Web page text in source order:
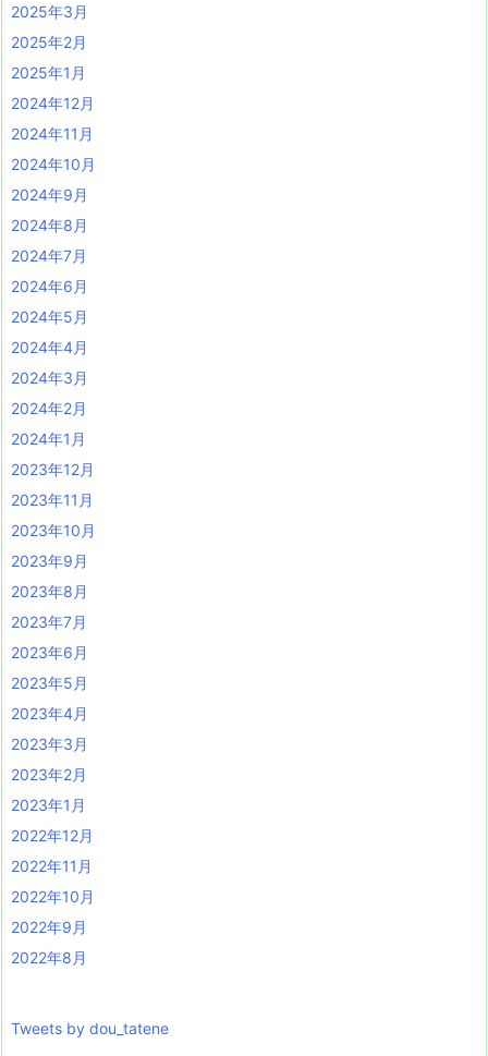
2025年3月
2025年2月
2025年1月
2024年12月
2024年11月
2024年10月
2024年9月
2024年8月
2024年7月
2024年6月
2024年5月
2024年4月
2024年3月
2024年2月
2024年1月
2023年12月
2023年11月
2023年10月
2023年9月
2023年8月
2023年7月
2023年6月
2023年5月
2023年4月
2023年3月
2023年2月
2023年1月
2022年12月
2022年11月
2022年10月
2022年9月
2022年8月
Tweets by dou_tatene